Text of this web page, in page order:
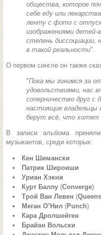
общества, которое
себе еду или
ленту с фото с
изображениями
степень
в такой реальности".
О первом сингле он также
"Пока мы гонимся за
удовольствиями, нас
соперничество друг с
настоящие владельцы
берут всё, что хотят
В записи альбома
музыкантов, среди которых:
Кен Шимански
Патрик Широиши
Уриан Хэкни
Курт Баллу (Converge)
Трой Ван Левен (
Меган О’Нил (Punch)
Кара Дролшейген
Брайан Вольски